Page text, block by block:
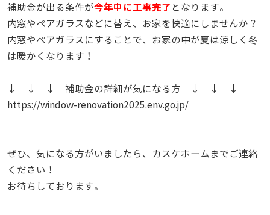
補助金が出る条件が今年中に工事完了 となります。
内窓やペアガラスなどに替え、お家を快適にしませんか？
内窓やペアガラスにすることで、お家の中が夏は涼しく冬
は暖かくなります！
↓ ↓ ↓ 補助金の詳細が気になる方 ↓ ↓ ↓
https://window-renovation2025.env.go.jp/
ぜひ、気になる方がいましたら、カスケホームまでご連絡
ください！
お待ちしております。